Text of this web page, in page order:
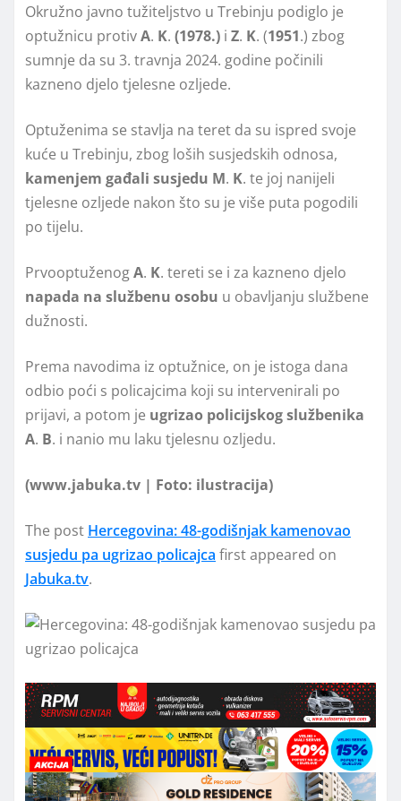
Okružno javno tužiteljstvo u Trebinju podiglo je
optužnicu protivA. K. (1978.) i Z. K. (1951.) zbog
sumnje da su 3. travnja 2024. godine počinili
kazneno djelo tjelesne ozljede.
Optuženima se stavlja na teret da su ispred svoje
kuće u Trebinju, zbog loših susjedskih odnosa,
kamenjem gađali susjedu M. K. te joj nanijeli
tjelesne ozljede nakon što su je više puta pogodili
po tijelu.
PrvooptuženogA. K. tereti se i za kazneno djelo
napada na službenu osobu u obavljanju službene
dužnosti.
Prema navodima iz optužnice, on je istoga dana
odbio poći s policajcima koji su intervenirali po
prijavi, a potom je ugrizao policijskog službenika
A. B. i nanio mu laku tjelesnu ozljedu.
(www.jabuka.tv | Foto: ilustracija)
The post Hercegovina: 48-godišnjak kamenovao
susjedu pa ugrizao policajca first appeared on
Jabuka.tv.